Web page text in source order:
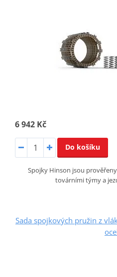
6 942 Kč
Do košíku
Spojky Hinson jsou
továrními týmy a
Sada spojkových pružin z